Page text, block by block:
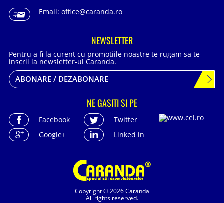
Copyright © 2026 Caranda
All rights reserved.
Email: office@caranda.ro
NEWSLETTER
Pentru a fi la curent cu promotiile noastre te rugam sa te
inscrii la newsletter-ul Caranda.
ABONARE / DEZABONARE
NE GASITI SI PE
Facebook
Twitter
Google+
Linked in